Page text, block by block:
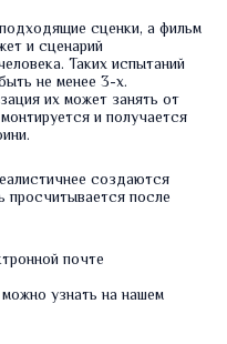
сценки, а фильм
и сценарий
Таких испытаний
не менее 3-х.
их может занять от
и получается
создаются
просчитывается после
почте
можно узнать на нашем